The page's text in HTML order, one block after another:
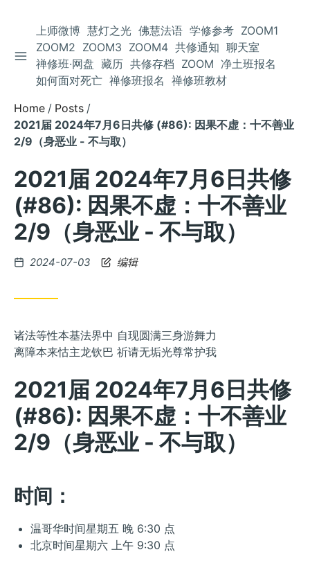
Skip
TOGGLE SIDEBAR
上师微博 慧灯之光 佛慧法语 学修参考 ZOOM1
ZOOM2 ZOOM3 ZOOM4 共修通知 聊天室
禅修班·网盘 藏历 共修存档 ZOOM 净土班报名
如何面对死亡 禅修班报名 禅修班教材
Home
Posts
2021届 2024年7月6日共修 (#86): 因果不虚：十不善业
2/9（身恶业 - 不与取）
2021届 2024年7月6日共修
(#86): 因果不虚：十不善业
2/9（身恶业 - 不与取）
Posted
2024-07-03 编辑
诸法等性本基法界中 自现圆满三身游舞力
离障本来怙主龙钦巴 祈请无垢光尊常护我
2021届 2024年7月6日共修
(#86): 因果不虚：十不善业
2/9（身恶业 - 不与取）
时间：
温哥华时间星期五 晚 6:30 点
北京时间星期六 上午 9:30 点